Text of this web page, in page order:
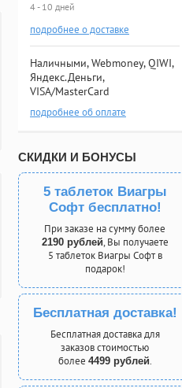
4 - 10 дней
подробнее о доставке
Наличными, Webmoney, QIWI,
Яндекс.Деньги,
VISA/MasterCard
подробнее об оплате
СКИДКИ И БОНУСЫ
5 таблеток Виагры
Софт бесплатно!
При заказе на сумму более
2190 рублей, Вы получаете
5 таблеток Виагры Софт в
подарок!
Бесплатная доставка!
Бесплатная доставка для
заказов стоимостью
более 4499 рублей.